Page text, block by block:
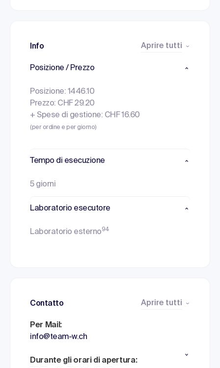
Info Aprire tutti
Posizione / Prezzo
Posizione: 1446.10
Prezzo: CHF 29.20
+ Spese di gestione: CHF 16.60
(per ordine e per giorno)
Tempo di esecuzione
5 giorni
Laboratorio esecutore
Laboratorio esterno94
Contatto Aprire tutti
Per Mail:
info@team-w.ch
Durante gli orari di apertura: